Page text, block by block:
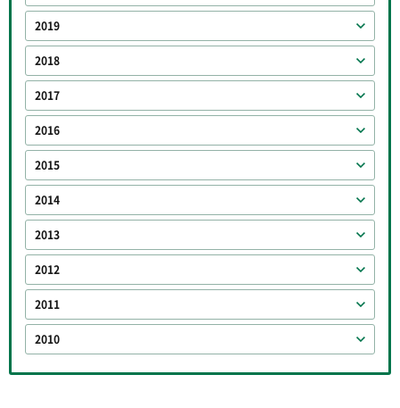
2019
2018
2017
2016
2015
2014
2013
2012
2011
2010